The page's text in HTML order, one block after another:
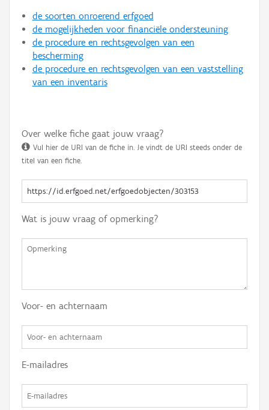
de soorten onroerend erfgoed
de mogelijkheden voor financiële ondersteuning
de procedure en rechtsgevolgen van een
bescherming
de procedure en rechtsgevolgen van een vaststelling
van een inventaris
Over welke fiche gaat jouw vraag?
Vul hier de URI van de fiche in. Je vindt de URI steeds onder de
titel van een fiche.
Wat is jouw vraag of opmerking?
Voor- en achternaam
E-mailadres